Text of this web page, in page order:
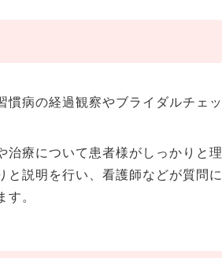
慣病の経過観察やブライダルチェッ
治療について患者様がしっかりと理
と説明を行い、看護師などが質問に
。